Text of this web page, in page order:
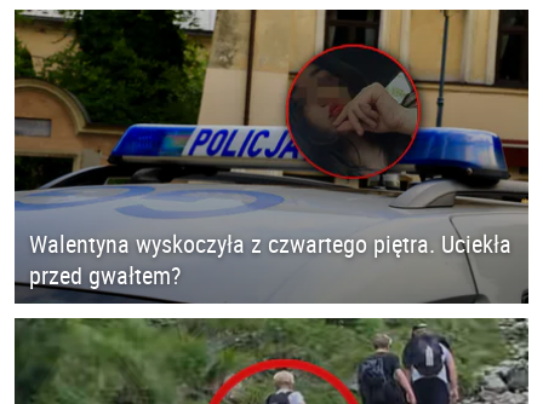
Walentyna wyskoczyła z czwartego piętra. Uciekła
przed gwałtem?